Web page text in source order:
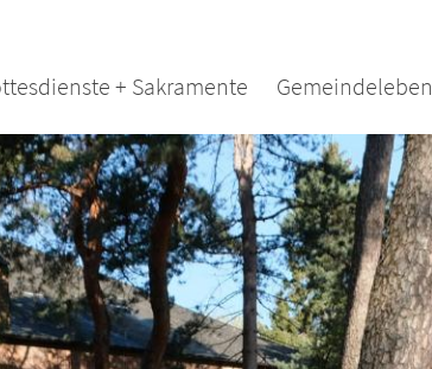
+ Sakramente Gemeindeleben